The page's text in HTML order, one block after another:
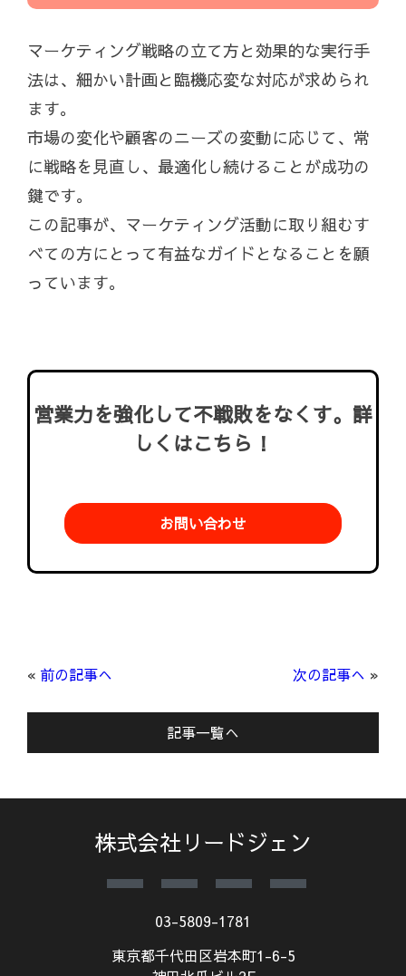
マーケティング戦略の立て方と効果的な実行手
法は、細かい計画と臨機応変な対応が求められ
ます。
市場の変化や顧客のニーズの変動に応じて、常
に戦略を見直し、最適化し続けることが成功の
鍵です。
この記事が、マーケティング活動に取り組むす
べての方にとって有益なガイドとなることを願
っています。
営業力を強化して不戦敗をなくす。詳
しくはこちら！
お問い合わせ
« 前の記事へ 次の記事へ »
記事一覧へ
株式会社リードジェン
03-5809-1781
東京都千代田区岩本町1-6-5